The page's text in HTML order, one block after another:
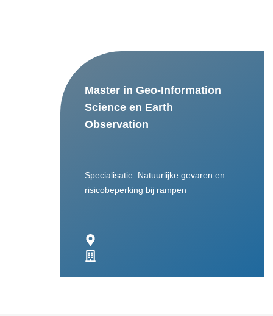
Master in Geo-Information
Science en Earth
Observation
Specialisatie: Natuurlijke gevaren en
risicobeperking bij rampen